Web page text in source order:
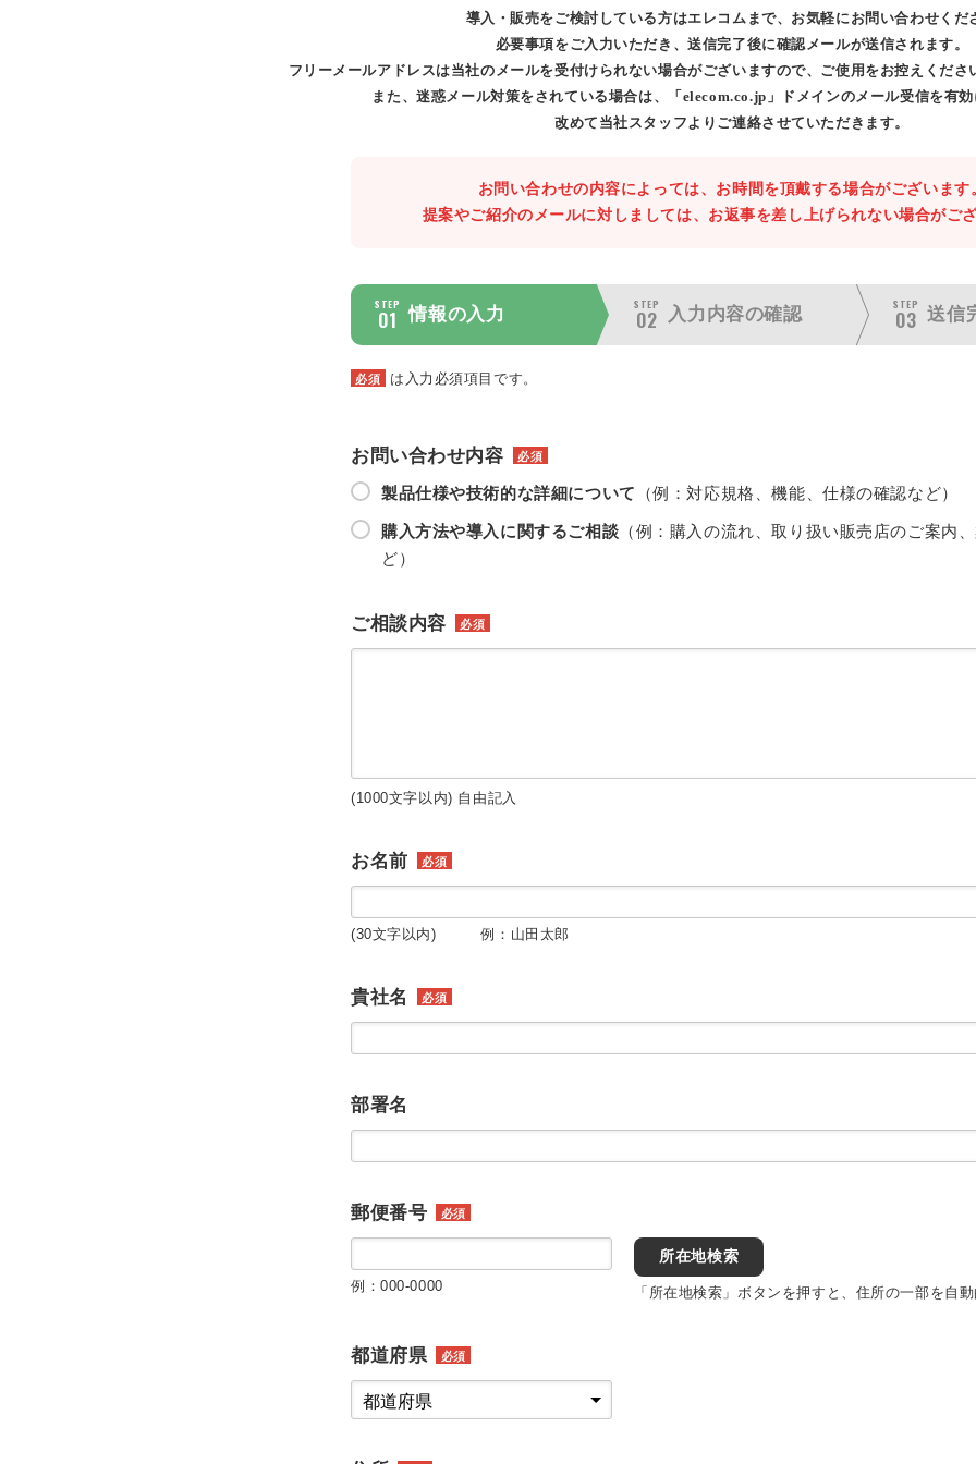
導入・販売をご検討している方はエレコムまで、お気軽にお問い合わせくだ
必要事項をご入力いただき、送信完了後に確認メールが送信されます。
フリーメールアドレスは当社のメールを受付けられない場合がございますので、ご使用をお控えくださ
また、迷惑メール対策をされている場合は、「elecom.co.jp」ドメインのメール受信を有効
改めて当社スタッフよりご連絡させていただきます。
お問い合わせの内容によっては、お時間を頂戴する場合がございます
提案やご紹介のメールに対しましては、お返事を差し上げられない場合がござ
STEP
01 情報の入力
STEP
02 入力内容の確認
STEP
03 送信
必須 は入力必須項目です。
お問い合わせ内容 必須
製品仕様や技術的な詳細について （例：対応規格、機能、仕様の確認など）
購入方法や導入に関するご相談 （例：購入の流れ、取り扱い販売店のご案内
ど）
ご相談内容 必須
(1000文字以内) 自由記入
お名前 必須
(30文字以内) 例：山田太郎
貴社名 必須
部署名
郵便番号 必須
例：000-0000
所在地検索
「所在地検索」ボタンを押すと、住所の一部を自動
都道府県 必須